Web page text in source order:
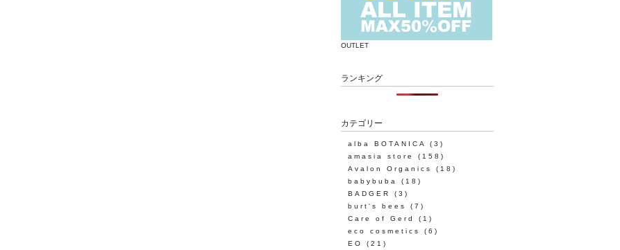
OUTLET
ランキング
カテゴリー
alba BOTANICA
(3)
amasia store
(158)
Avalon Organics
(18)
babybuba
(18)
BADGER
(3)
burt's bees
(7)
Care of Gerd
(1)
eco cosmetics
(6)
EO
(21)